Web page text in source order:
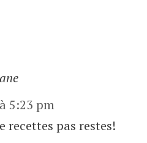
5:23 pm
recettes pas restes!